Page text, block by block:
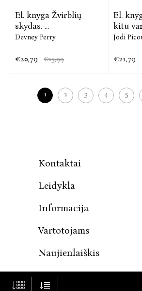
El. knyga Žvirblių
skydas. ...
Devney Perry
€20,79 €25,99
El.
kitu
Jodi
€21,79
1 2 3 4 5
Kontaktai
Leidykla
Informacija
Vartotojams
Naujienlaiškis
© Baltos lankos, 2026. Visos